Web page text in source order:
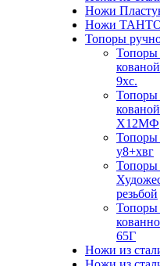
Ножи
Ножи
Топоры
Топоры
9хс.
Топоры
Х12МФ
Топоры
у8+хвг
Топоры
резьбой
Топоры
65Г
Ножи из